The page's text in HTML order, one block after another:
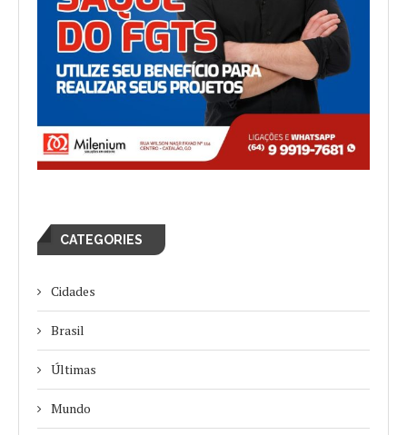
CATEGORIES
Cidades
Brasil
Últimas
Mundo